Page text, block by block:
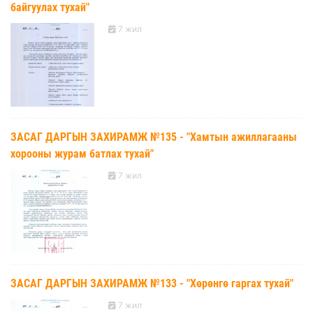
байгуулах тухай"
7 жил
ЗАСАГ ДАРГЫН ЗАХИРАМЖ №135 - "Хамтын ажиллагааны
хорооны журам батлах тухай"
7 жил
ЗАСАГ ДАРГЫН ЗАХИРАМЖ №133 - "Хөрөнгө гаргах тухай"
7 жил